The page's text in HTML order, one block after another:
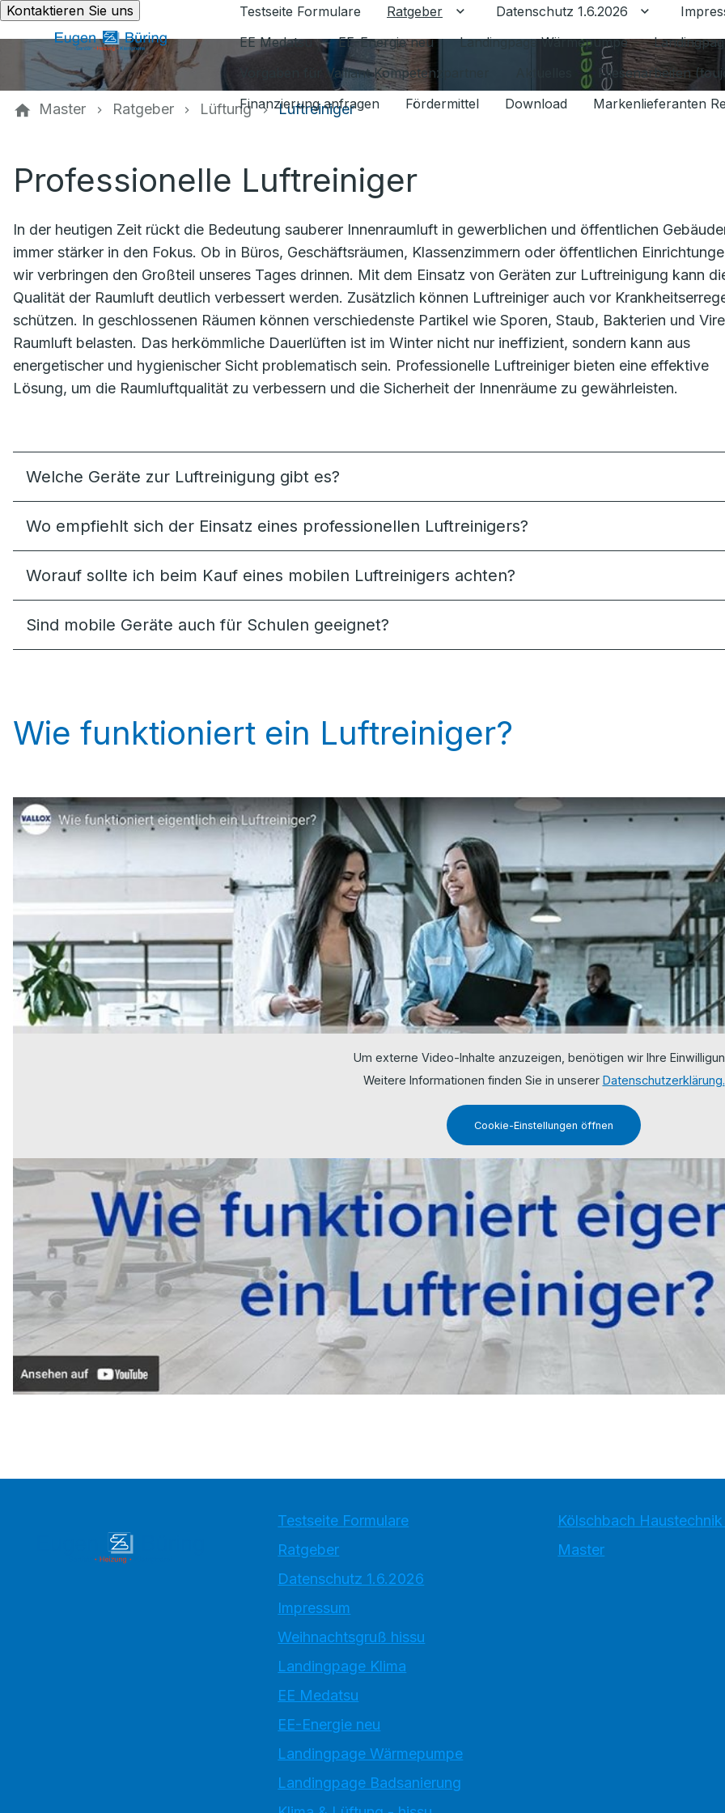
Kontaktieren Sie uns Testseite Formulare Ratgeber Untermenü für Ratgeber umschalten
Datenschutz 1.6.2026 Untermenü
EE Medatsu
EE-Energie neu Landingpage Wärmepumpe
Vorgaben für Vaillant Kompetenzpartner
Fliesenarbeiten
Finanzierung anfragen
Fördermittel Download Markenlieferanten
Master Ratgeber Lüftung Luftreiniger
Professionelle Luftreiniger
In der heutigen Zeit rückt die Bedeutung sauberer Innenraumluft in gewerblichen und öffentlichen
immer stärker in den Fokus. Ob in Büros, Geschäftsräumen, Klassenzimmern oder öffentlichen
wir verbringen den Großteil unseres Tages drinnen. Mit dem Einsatz von Geräten zur Luftreinigung kann
Qualität der Raumluft deutlich verbessert werden. Zusätzlich können Luftreiniger auch vor
schützen. In geschlossenen Räumen können verschiedenste Partikel wie Sporen, Staub, Bakterien und
Raumluft belasten. Das herkömmliche Dauerlüften ist im Winter nicht nur ineffizient, sondern kann aus
energetischer und hygienischer Sicht problematisch sein. Professionelle Luftreiniger bieten eine effektive
Lösung, um die Raumluftqualität zu verbessern und die Sicherheit der Innenräume zu gewährleisten.
Welche Geräte zur Luftreinigung gibt es?
Wo empfiehlt sich der Einsatz eines professionellen Luftreinigers?
Worauf sollte ich beim Kauf eines mobilen Luftreinigers achten?
Sind mobile Geräte auch für Schulen geeignet?
Wie funktioniert ein Luftreiniger?
Um externe Video-Inhalte anzuzeigen, benötigen wir Ihre
Weitere Informationen finden Sie in unserer Datenschutzerklärung.
Cookie-Einstellungen öffnen
Testseite Formulare
Ratgeber
Datenschutz 1.6.2026
Impressum
Weihnachtsgruß hissu
Landingpage Klima
EE Medatsu
EE-Energie neu
Landingpage Wärmepumpe
Landingpage Badsanierung
Kölschbach
Master